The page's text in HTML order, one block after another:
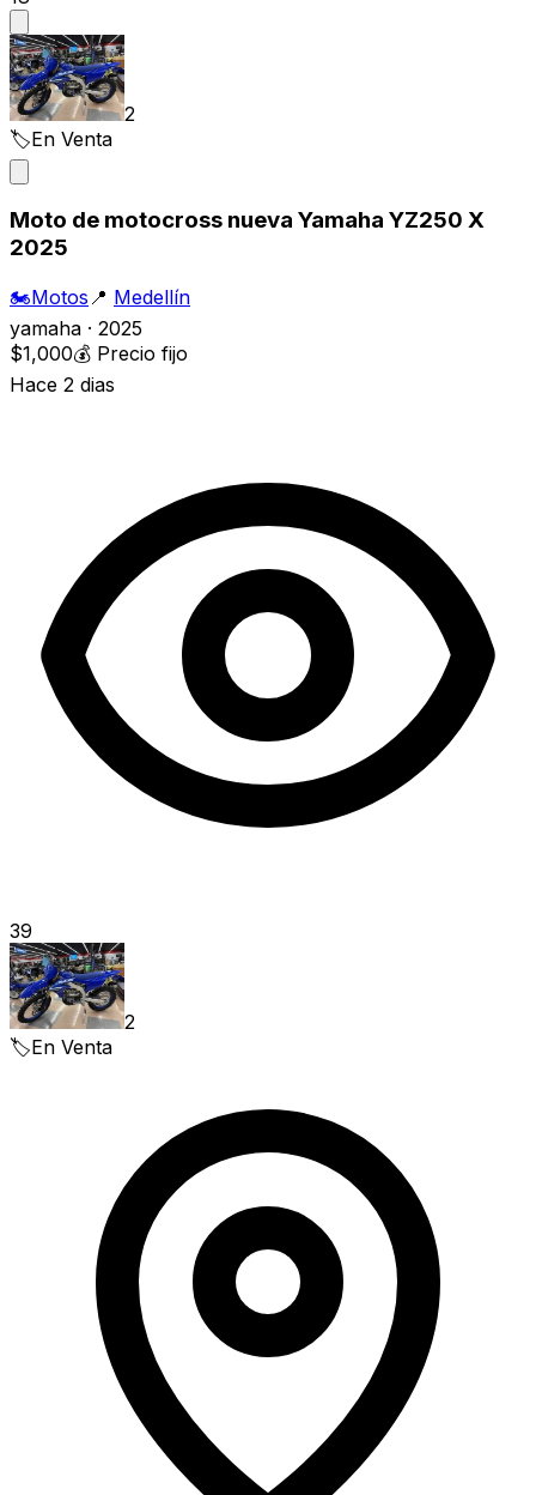
2
🏷️En Venta
Moto de motocross nueva Yamaha YZ250 X
2025
🏍️Motos 📍 Medellín
yamaha · 2025
$1,000💰 Precio fijo
Hace 2 dias
39
2
🏷️En Venta